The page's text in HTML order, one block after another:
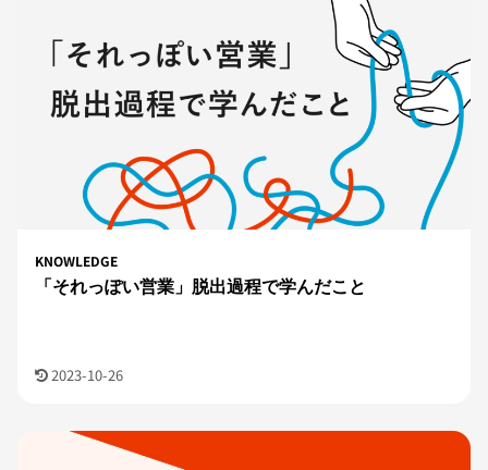
KNOWLEDGE
「それっぽい営業」脱出過程で学んだこと
2023-10-26